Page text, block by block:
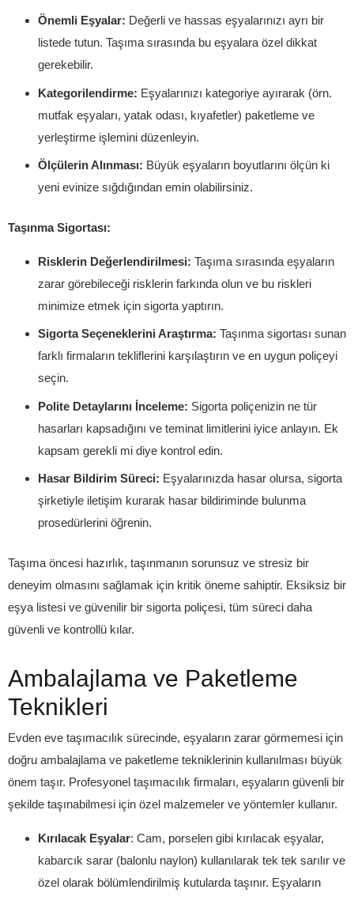
Önemli Eşyalar: Değerli ve hassas eşyalarınızı ayrı bir
listede tutun. Taşıma sırasında bu eşyalara özel dikkat
gerekebilir.
Kategorilendirme: Eşyalarınızı kategoriye ayırarak (örn.
mutfak eşyaları, yatak odası, kıyafetler) paketleme ve
yerleştirme işlemini düzenleyin.
Ölçülerin Alınması: Büyük eşyaların boyutlarını ölçün ki
yeni evinize sığdığından emin olabilirsiniz.
Taşınma Sigortası:
Risklerin Değerlendirilmesi: Taşıma sırasında eşyaların
zarar görebileceği risklerin farkında olun ve bu riskleri
minimize etmek için sigorta yaptırın.
Sigorta Seçeneklerini Araştırma: Taşınma sigortası sunan
farklı firmaların tekliflerini karşılaştırın ve en uygun poliçeyi
seçin.
Polite Detaylarını İnceleme: Sigorta poliçenizin ne tür
hasarları kapsadığını ve teminat limitlerini iyice anlayın. Ek
kapsam gerekli mi diye kontrol edin.
Hasar Bildirim Süreci: Eşyalarınızda hasar olursa, sigorta
şirketiyle iletişim kurarak hasar bildiriminde bulunma
prosedürlerini öğrenin.
Taşıma öncesi hazırlık, taşınmanın sorunsuz ve stresiz bir
deneyim olmasını sağlamak için kritik öneme sahiptir. Eksiksiz bir
eşya listesi ve güvenilir bir sigorta poliçesi, tüm süreci daha
güvenli ve kontrollü kılar.
Ambalajlama ve Paketleme
Teknikleri
Evden eve taşımacılık sürecinde, eşyaların zarar görmemesi için
doğru ambalajlama ve paketleme tekniklerinin kullanılması büyük
önem taşır. Profesyonel taşımacılık firmaları, eşyaların güvenli bir
şekilde taşınabilmesi için özel malzemeler ve yöntemler kullanır.
Kırılacak Eşyalar: Cam, porselen gibi kırılacak eşyalar,
kabarcık sarar (balonlu naylon) kullanılarak tek tek sarılır ve
özel olarak bölümlendirilmiş kutularda taşınır. Eşyaların